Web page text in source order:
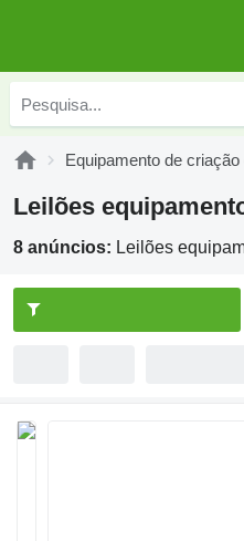
Equipamento de criação
Leilões
8 anúncios: Leilões